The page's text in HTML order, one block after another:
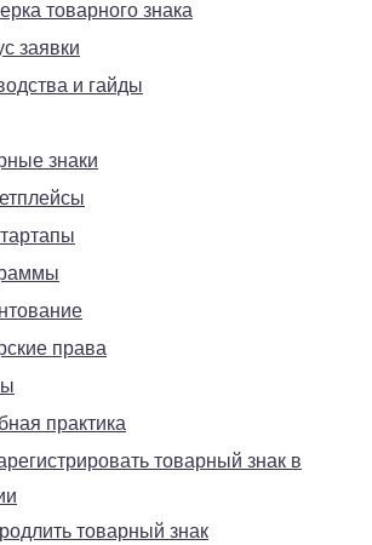
товарного знака
заявки
и гайды
знаки
права
практика
товарный знак в
товарный знак